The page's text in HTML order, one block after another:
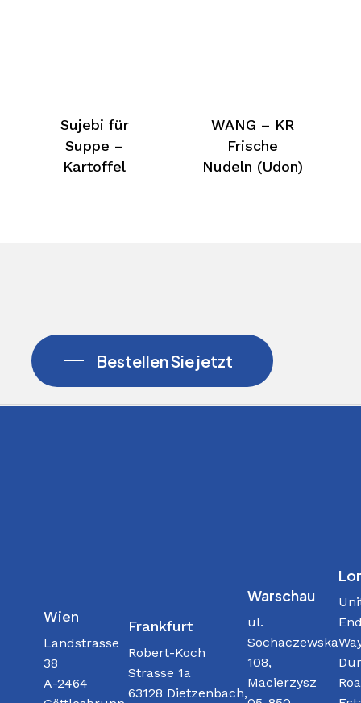
Sujebi für
Suppe –
Kartoffel
WANG – KR
Frische
Nudeln (Udon)
Bestellen Sie jetzt
Wien
Landstrasse
38
A-2464
Frankfurt
Robert-Koch
Strasse 1a
63128 Dietzenbach,
Warschau
ul.
Sochaczewska
108,
Macierzysz